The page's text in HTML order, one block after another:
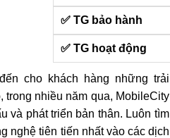
✅ TG bảo hành
✅ TG hoạt động
cho khách hàng những trải
trong nhiều năm qua, MobileCity
và phát triển bản thân. Luôn tìm
nghệ tiên tiến nhất vào các dịch